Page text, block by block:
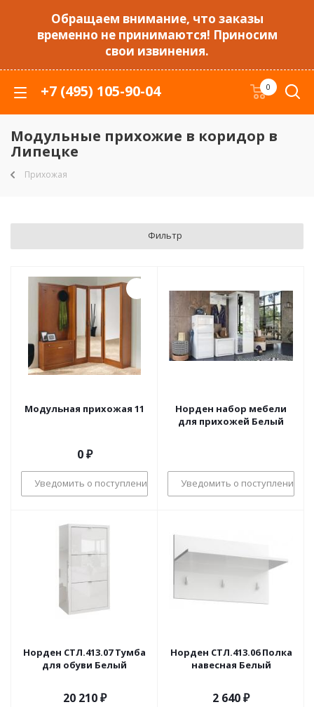
Обращаем внимание, что заказы
временно не принимаются! Приносим
свои извинения.
+7 (495) 105-90-04 0
Модульные прихожие в коридор в
Липецке
Прихожая
Фильтр
Модульная прихожая 11
0 ₽
Уведомить о поступлении
Норден набор мебели
для прихожей Белый
Уведомить о поступлении
Норден СТЛ.413.07 Тумба
для обуви Белый
20 210₽
Норден СТЛ.413.06 Полка
навесная Белый
2 640₽